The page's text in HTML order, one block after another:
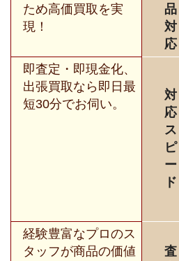
ため高価買取を実
現！
品
対
応
即査定・即現金化、
出張買取なら即日最
短30分でお伺い。
対
応
ス
ピ
ー
ド
経験豊富なプロのス
タッフが商品の価値
査